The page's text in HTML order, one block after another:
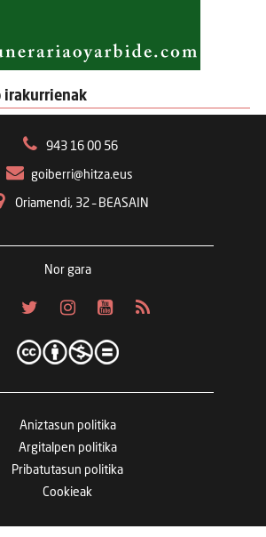
irakurrienak
943 16 00 56
goiberri@hitza.eus
Oriamendi, 32 – BEASAIN
Nor gara
Aniztasun politika
Argitalpen politika
Pribatutasun politika
Cookieak